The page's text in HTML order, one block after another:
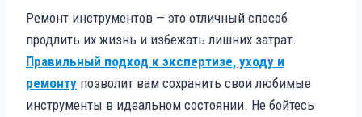
Ремонт инструментов — это отличный способ
продлить их жизнь и избежать лишних затрат.
Правильный подход к экспертизе, уходу и
ремонту позволит вам сохранить свои любимые
инструменты в идеальном состоянии. Не бойтесь